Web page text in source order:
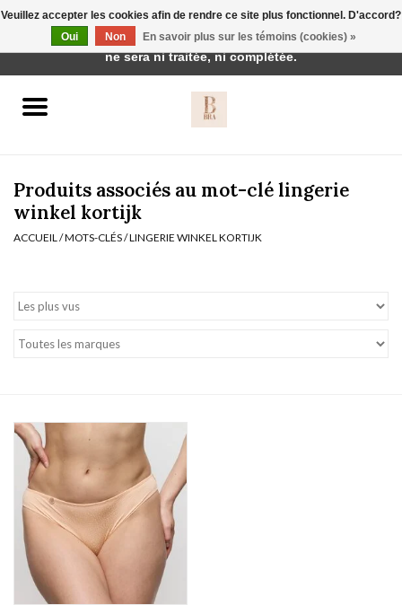
vêtements de nuit
Homewear
Lingerie-accessoires
Cartes-cadeaux
Produits associés au mot-clé lingerie
winkel kortijk
ACCUEIL /MOTS-CLÉS/LINGERIE WINKEL KORTIJK
Veuillez accepter les cookies afin de rendre ce site plus fonctionnel. D'accord?
Oui
Non En savoir plus sur les témoins (cookies) »
Cette boutique est en construction. Toute commande passée
ne sera ni traitée, ni complétée.